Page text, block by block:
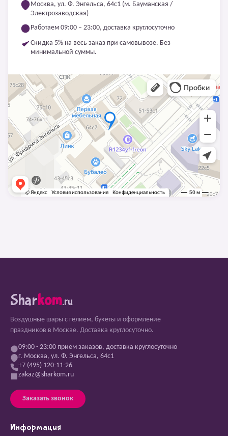
Москва, ул. Ф. Энгельса, 64с1 (м. Бауманская /
Электрозаводская)
Работаем 09:00 – 23:00, доставка круглосуточно
Скидка 5% на весь заказ при самовывозе. Без
минимальной суммы.
Sharkom.ru
Воздушные шары с гелием, букеты и оформление
праздников в Москве. Доставка круглосуточно.
09:00 - 23:00 прием заказов, доставка круглосуточно
г. Москва, ул. Ф. Энгельса, 64с1
+7 (495) 120-11-26
zakaz@sharkom.ru
Заказать звонок
Информация